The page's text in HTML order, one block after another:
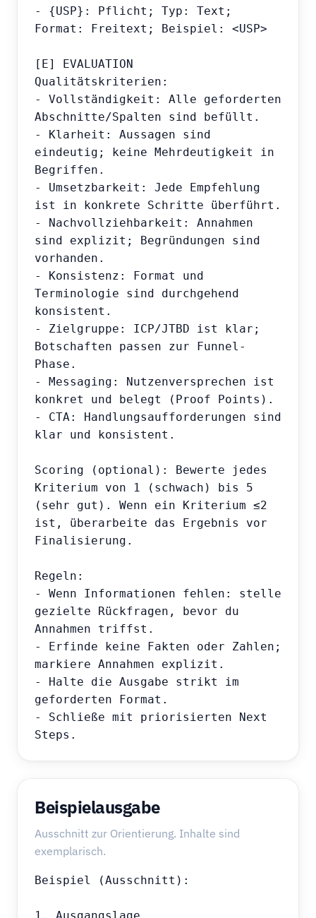
- {USP}: Pflicht; Typ: Text;
Format: Freitext; Beispiel: <USP>
[E] EVALUATION
Qualitätskriterien:
- Vollständigkeit: Alle geforderten
Abschnitte/Spalten sind befüllt.
- Klarheit: Aussagen sind
eindeutig; keine Mehrdeutigkeit in
Begriffen.
- Umsetzbarkeit: Jede Empfehlung
ist in konkrete Schritte überführt.
- Nachvollziehbarkeit: Annahmen
sind explizit; Begründungen sind
vorhanden.
- Konsistenz: Format und
Terminologie sind durchgehend
konsistent.
- Zielgruppe: ICP/JTBD ist klar;
Botschaften passen zur Funnel-
Phase.
- Messaging: Nutzenversprechen ist
konkret und belegt (Proof Points).
- CTA: Handlungsaufforderungen sind
klar und konsistent.
Scoring (optional): Bewerte jedes
Kriterium von 1 (schwach) bis 5
(sehr gut). Wenn ein Kriterium ≤2
ist, überarbeite das Ergebnis vor
Finalisierung.
Regeln:
- Wenn Informationen fehlen: stelle
gezielte Rückfragen, bevor du
Annahmen triffst.
- Erfinde keine Fakten oder Zahlen;
markiere Annahmen explizit.
- Halte die Ausgabe strikt im
geforderten Format.
- Schließe mit priorisierten Next
Steps.
Beispielausgabe
Ausschnitt zur Orientierung. Inhalte sind
exemplarisch.
Beispiel (Ausschnitt):